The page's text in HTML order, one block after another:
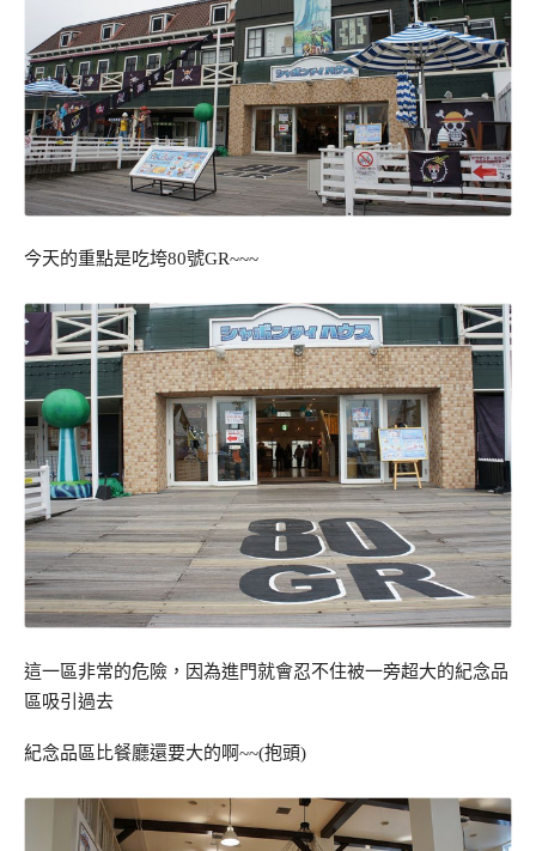
今天的重點是吃垮80號GR~~~
這一區非常的危險，因為進門就會忍不住被一旁超大的紀念品
區吸引過去
紀念品區比餐廳還要大的啊~~(抱頭)